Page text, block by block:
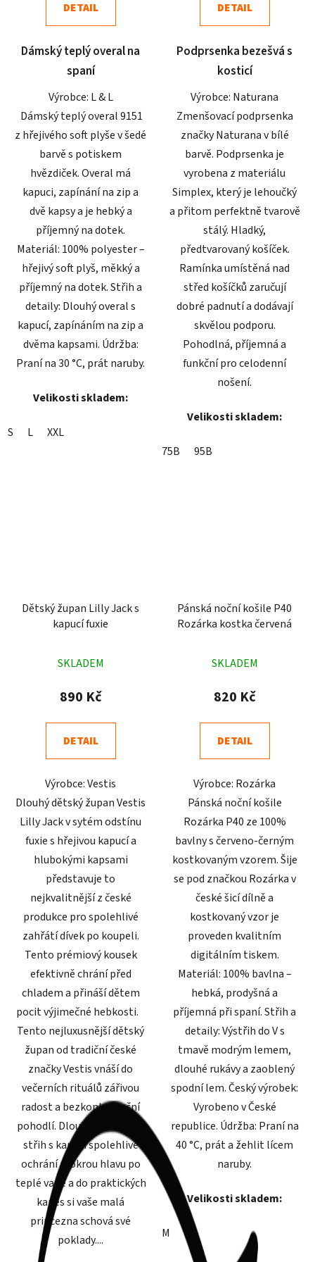
z
hvězdiček.
DETAIL
Dámský teplý overal na
spaní
Výrobce: L & L
Dámský teplý overal 9151
z hřejivého soft plyše v šedé
barvě s potiskem
hvězdiček. Overal má
kapuci, zapínání na zip a
dvě kapsy a je hebký a
příjemný na dotek.
Materiál: 100% polyester –
hřejivý soft plyš, měkký a
příjemný na dotek. Střih a
detaily: Dlouhý overal s
kapucí, zapínáním na zip a
dvěma kapsami. Údržba:
Praní na 30 °C, prát naruby.
Velikosti skladem:
S L XXL
z
hvězdiček.
DETAIL
Podprsenka bezešvá s
kosticí
Výrobce: Naturana
Zmenšovací podprsenka
značky Naturana v bílé
barvě. Podprsenka je
vyrobena z materiálu
Simplex, který je lehoučký
a přitom perfektně tvarově
stálý. Hladký,
předtvarovaný košíček.
Ramínka umístěná nad
střed košíčků zaručují
dobré padnutí a dodávají
skvělou podporu.
Pohodlná, příjemná a
funkční pro celodenní
nošení.
Velikosti skladem:
75B 95B
Dětský župan Lilly Jack s
kapucí fuxie
hodnocení
produktu
4,9
z
hvězdiček.
SKLADEM
890 Kč
DETAIL
Výrobce: Vestis
Dlouhý dětský župan Vestis
Lilly Jack v sytém odstínu
fuxie s hřejivou kapucí a
hlubokými kapsami
představuje to
nejkvalitnější z české
produkce pro spolehlivé
zahřátí dívek po koupeli.
Tento prémiový kousek
efektivně chrání před
chladem a přináší dětem
pocit výjimečné hebkosti.
Tento nejluxusnější dětský
župan od tradiční české
značky Vestis vnáší do
večerních rituálů zářivou
radost a bezkonkurenční
pohodlí. Dlouhý zavinovací
střih s kapucí spolehlivě
ochrání mokrou hlavu po
teplé vaně a do praktických
kapes si vaše malá
princezna schová své
poklady....
Pánská noční košile P40
Rozárka kostka červená
hodnocení
produktu
4,4
z
hvězdiček.
SKLADEM
820 Kč
DETAIL
Výrobce: Rozárka
Pánská noční košile
Rozárka P40 ze 100%
bavlny s červeno-černým
kostkovaným vzorem. Šije
se pod značkou Rozárka v
české šicí dílně a
kostkovaný vzor je
proveden kvalitním
digitálním tiskem.
Materiál: 100% bavlna –
hebká, prodyšná a
příjemná při spaní. Střih a
detaily: Výstřih do V s
tmavě modrým lemem,
dlouhé rukávy a zaoblený
spodní lem. Český výrobek:
Vyrobeno v České
republice. Údržba: Praní na
40 °C, prát a žehlit lícem
naruby.
Velikosti skladem:
M L